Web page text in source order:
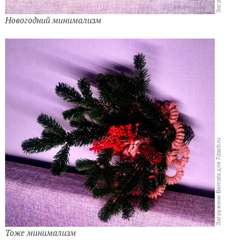
Новогодний минимализм
Тоже минимализм